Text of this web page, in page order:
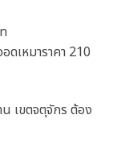
ดเหมาราคา 210
เขตจตุจักร ต้อง